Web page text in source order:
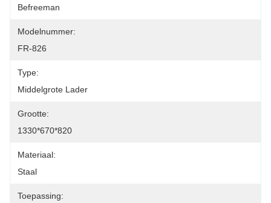
Befreeman
Modelnummer:
FR-826
Type:
Middelgrote Lader
Grootte:
1330*670*820
Materiaal:
Staal
Toepassing: